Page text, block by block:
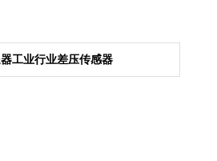
工业行业差压传感器